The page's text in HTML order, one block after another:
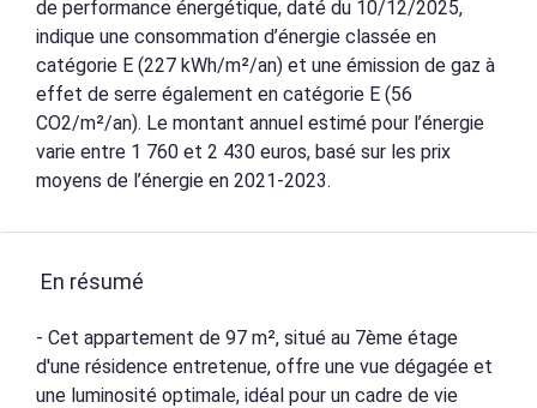
de performance énergétique, daté du 10/12/2025,
indique une consommation d’énergie classée en
catégorie E (227 kWh/m²/an) et une émission de gaz à
effet de serre également en catégorie E (56
CO2/m²/an). Le montant annuel estimé pour l’énergie
varie entre 1 760 et 2 430 euros, basé sur les prix
moyens de l’énergie en 2021-2023.
En résumé
- Cet appartement de 97 m², situé au 7ème étage
d'une résidence entretenue, offre une vue dégagée et
une luminosité optimale, idéal pour un cadre de vie